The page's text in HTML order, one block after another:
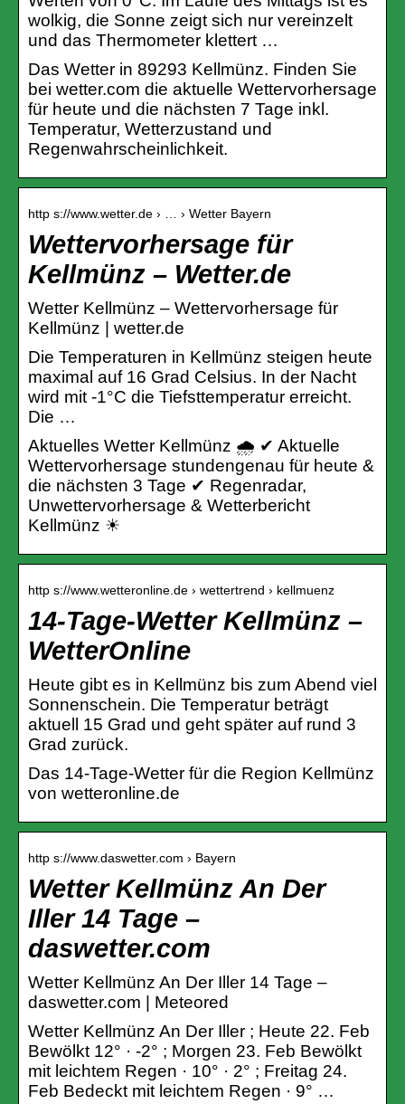
wolkig, die Sonne zeigt sich nur vereinzelt
und das Thermometer klettert …
Das Wetter in 89293 Kellmünz. Finden Sie
bei wetter.com die aktuelle Wettervorhersage
für heute und die nächsten 7 Tage inkl.
Temperatur, Wetterzustand und
Regenwahrscheinlichkeit.
http s://www.wetter.de › … › Wetter Bayern
Wettervorhersage für
Kellmünz – Wetter.de
Wetter Kellmünz – Wettervorhersage für
Kellmünz | wetter.de
Die Temperaturen in Kellmünz steigen heute
maximal auf 16 Grad Celsius. In der Nacht
wird mit -1°C die Tiefsttemperatur erreicht.
Die …
Aktuelles Wetter Kellmünz 🌧️ ✔ Aktuelle
Wettervorhersage stundengenau für heute &
die nächsten 3 Tage ✔ Regenradar,
Unwettervorhersage & Wetterbericht
Kellmünz ☀
http s://www.wetteronline.de › wettertrend › kellmuenz
14-Tage-Wetter Kellmünz –
WetterOnline
Heute gibt es in Kellmünz bis zum Abend viel
Sonnenschein. Die Temperatur beträgt
aktuell 15 Grad und geht später auf rund 3
Grad zurück.
Das 14-Tage-Wetter für die Region Kellmünz
von wetteronline.de
http s://www.daswetter.com › Bayern
Wetter Kellmünz An Der
Iller 14 Tage –
daswetter.com
Wetter Kellmünz An Der Iller 14 Tage –
daswetter.com | Meteored
Wetter Kellmünz An Der Iller ; Heute 22. Feb
Bewölkt 12° · -2° ; Morgen 23. Feb Bewölkt
mit leichtem Regen · 10° · 2° ; Freitag 24.
Feb Bedeckt mit leichtem Regen · 9° …